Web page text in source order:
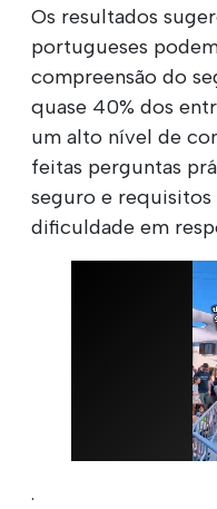
Os resultados
portugueses
compreensão do
quase 40% dos
um alto nível de
feitas perguntas
seguro e requisitos
dificuldade em
.